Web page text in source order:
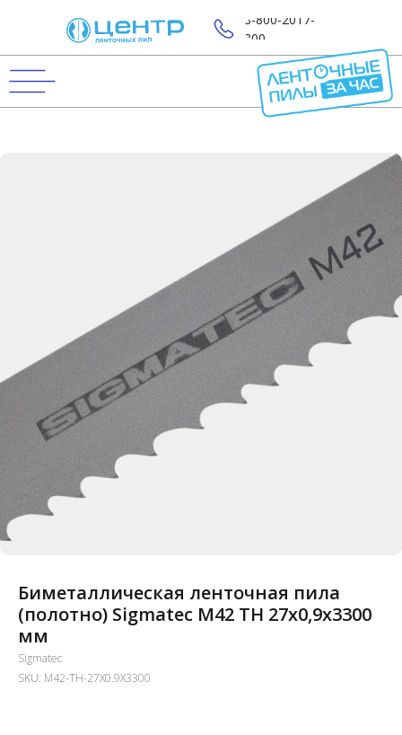
8-800-2017-
800
Биметаллическая ленточная пила
(полотно) Sigmatec M42 TH 27х0,9x3300
мм
Sigmatec
SKU: M42-TH-27X0.9X3300